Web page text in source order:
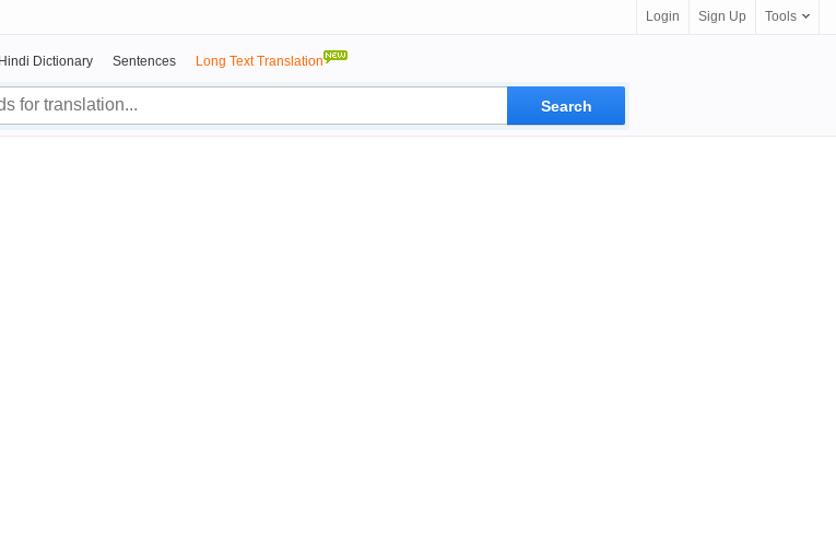
Login Sign Up Tools
Hindi Dictionary Sentences Long Text Translation